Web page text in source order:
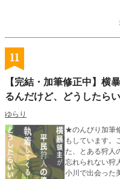
11
【完結・加筆修正中】横
るんだけど、どうしたら
ゆらり
★のんびり加筆
もしています。ご了承くだ
た、とある狩人の話 子供の頃に辺境を去った、
忘れられない狩
小川で出会った